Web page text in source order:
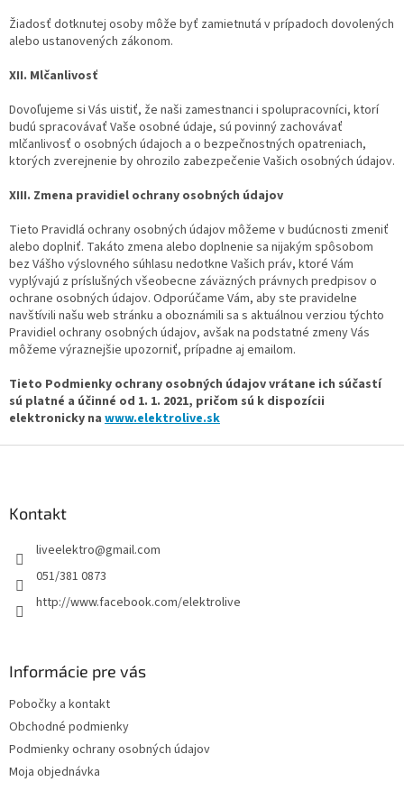
Žiadosť dotknutej osoby môže byť zamietnutá v prípadoch dovolených
alebo ustanovených zákonom.
XII. Mlčanlivosť
Dovoľujeme si Vás uistiť, že naši zamestnanci i spolupracovníci, ktorí
budú spracovávať Vaše osobné údaje, sú povinný zachovávať
mlčanlivosť o osobných údajoch a o bezpečnostných opatreniach,
ktorých zverejnenie by ohrozilo zabezpečenie Vašich osobných údajov.
XIII. Zmena pravidiel ochrany osobných údajov
Tieto Pravidlá ochrany osobných údajov môžeme v budúcnosti zmeniť
alebo doplniť. Takáto zmena alebo doplnenie sa nijakým spôsobom
bez Vášho výslovného súhlasu nedotkne Vašich práv, ktoré Vám
vyplývajú z príslušných všeobecne záväzných právnych predpisov o
ochrane osobných údajov. Odporúčame Vám, aby ste pravidelne
navštívili našu web stránku a oboznámili sa s aktuálnou verziou týchto
Pravidiel ochrany osobných údajov, avšak na podstatné zmeny Vás
môžeme výraznejšie upozorniť, prípadne aj emailom.
Tieto Podmienky ochrany osobných údajov vrátane ich súčastí
sú platné a účinné od 1. 1. 2021, pričom sú k dispozícii
elektronicky na www.elektrolive.sk
Kontakt
liveelektro@gmail.com
051/381 0873
http://www.facebook.com/elektrolive
Informácie pre vás
Pobočky a kontakt
Obchodné podmienky
Podmienky ochrany osobných údajov
Moja objednávka